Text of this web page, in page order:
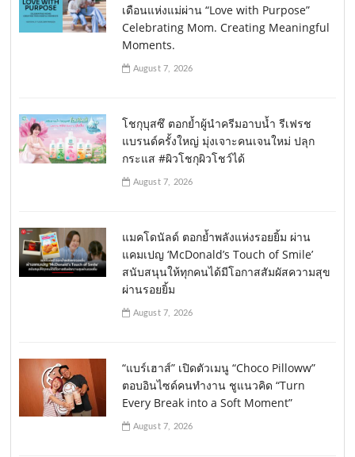
เดือนแห่งแม่ผ่าน “Love with Purpose”
Celebrating Mom. Creating Meaningful
Moments.
August 7, 2026
โชกุบุสซึ ตอกย้ำผู้นำครีมอาบน้ำ รีเฟรช
แบรนด์ครั้งใหญ่ มุ่งเจาะคนเจนใหม่ ปลุก
กระแส #ผิวโชกุผิวโชว์ได้
August 7, 2026
แมคโดนัลด์ ตอกย้ำพลังแห่งรอยยิ้ม ผ่าน
แคมเปญ ‘McDonald’s Touch of Smile’
สนับสนุนให้ทุกคนได้มีโอกาสสัมผัสความสุข
ผ่านรอยยิ้ม
August 7, 2026
“แบร์เฮาส์” เปิดตัวเมนู “Choco Pilloww”
ตอบอินไซด์คนทำงาน ชูแนวคิด “Turn
Every Break into a Soft Moment”
August 7, 2026